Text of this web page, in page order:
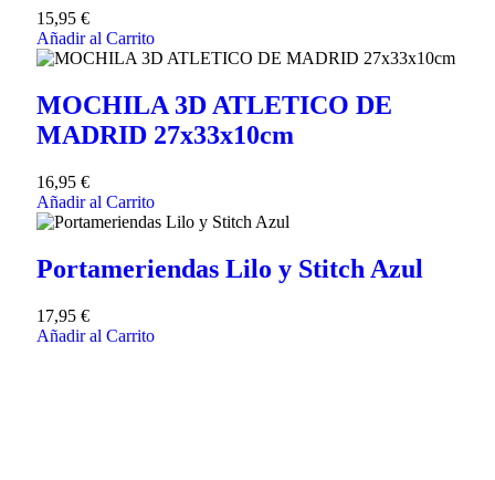
15,95 €
Añadir al Carrito
MOCHILA 3D ATLETICO DE
MADRID 27x33x10cm
16,95 €
Añadir al Carrito
Portameriendas Lilo y Stitch Azul
17,95 €
Añadir al Carrito